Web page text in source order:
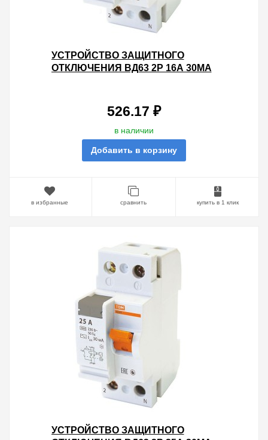
УСТРОЙСТВО ЗАЩИТНОГО
ОТКЛЮЧЕНИЯ ВД63 2Р 16А 30МА
526.17 ₽
в наличии
Добавить в корзину
в избранные сравнить купить в 1 клик
УСТРОЙСТВО ЗАЩИТНОГО